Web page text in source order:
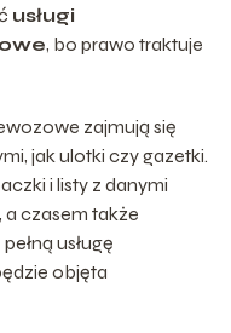
usługi
, bo prawo traktuje
zajmują się
jak ulotki czy gazetki.
i listy z danymi
a czasem także
usługę
objęta